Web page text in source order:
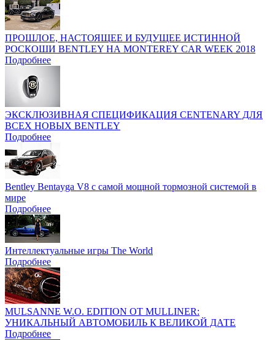
ПРОШЛОЕ, НАСТОЯЩЕЕ И БУДУЩЕЕ ИСТИННОЙ
РОСКОШИ BENTLEY НА MONTEREY CAR WEEK 2018
Подробнее
ЭКСКЛЮЗИВНАЯ СПЕЦИФИКАЦИЯ CENTENARY ДЛЯ
ВСЕХ НОВЫХ BENTLEY
Подробнее
Bentley Bentayga V8 с самой мощной тормозной системой в
мире
Подробнее
Интеллектуальные игры The World
Подробнее
MULSANNE W.O. EDITION ОТ MULLINER:
УНИКАЛЬНЫЙ АВТОМОБИЛЬ К ВЕЛИКОЙ ДАТЕ
Подробнее